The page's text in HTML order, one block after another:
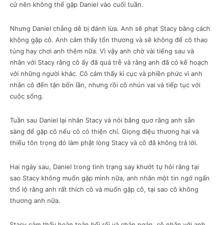
cử nên không thể gặp Daniel vào cuối tuần.
Nhưng Daniel chẳng dễ bị đánh lừa. Anh sẽ phạt Stacy bằng cách
không gặp cô. Anh cảm thấy tổn thương và sẽ không để cô thao
túng hay chơi anh thêm nữa. Vì vậy anh chờ vài tiếng sau và
nhắn với Stacy rằng cô ấy đã quá trễ và rằng anh đã có kế hoạch
với những người khác. Cô cảm thấy kì cục và phiền phức vì anh
nhắn cô đến tận bốn lần, nhưng rồi cô nhún vai và tiếp tục với
cuộc sống.
Tuần sau Daniel lại nhắn Stacy và nói bâng quơ rằng anh sẵn
sàng để gặp cô nếu cô có thiện chí. Giọng điệu thương hại và
thiếu tôn trọng đó làm phật lòng Stacy và cô đã không trả lời.
Hai ngày sau, Daniel trong tình trạng say khướt tự hỏi rằng tại
sao Stacy không muốn gặp mình nữa, anh nhắn một tin ngớ ngẩn
thổ lộ rằng anh rất thích cô và muốn gặp cô, tại sao cô không
thương anh nữa.